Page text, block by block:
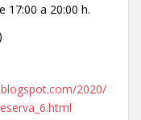
17:00 a 20:00 h.
2020/